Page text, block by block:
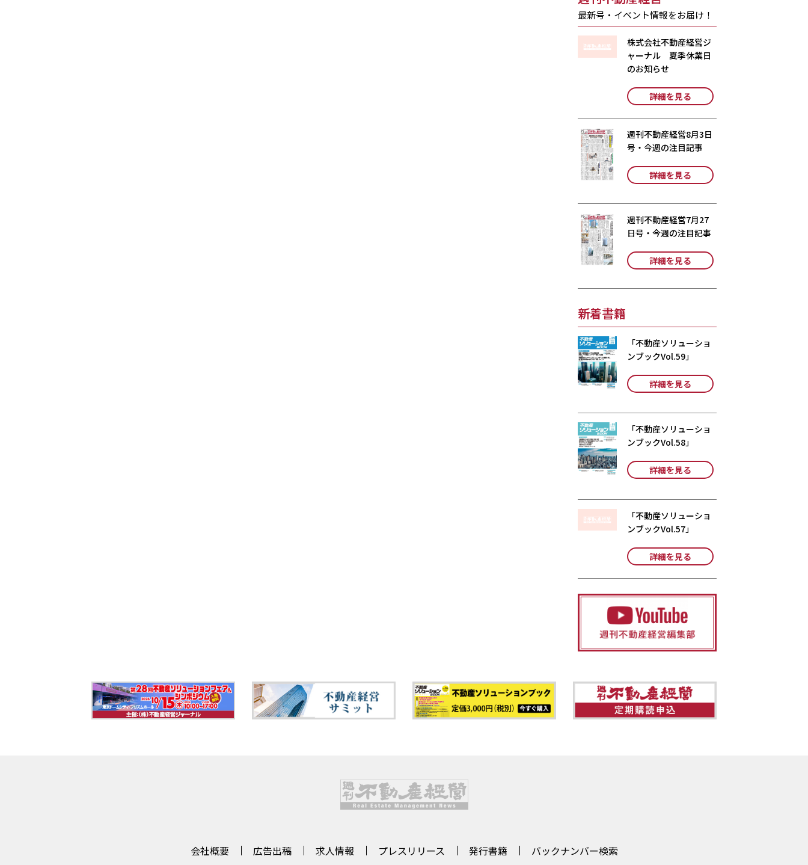
最新号・イベント情報をお届け！
株式会社不動産経営ジ
ャーナル 夏季休業日
のお知らせ
詳細を見る
週刊不動産経営8月3日
号・今週の注目記事
詳細を見る
週刊不動産経営7月27
日号・今週の注目記事
詳細を見る
新着書籍
「不動産ソリューショ
ンブックVol.59」
詳細を見る
「不動産ソリューショ
ンブックVol.58」
詳細を見る
「不動産ソリューショ
ンブックVol.57」
詳細を見る
会社概要 広告出稿 求人情報 プレスリリース 発行書籍 バックナンバー検索